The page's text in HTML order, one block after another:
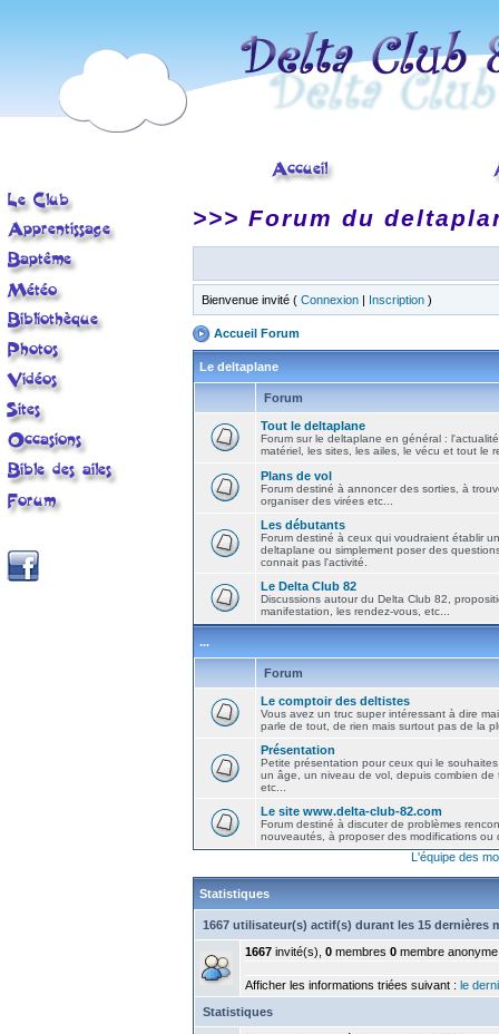
>>> Forum du
Bienvenue invité ( Connexion | Inscription )
Accueil Forum
Le deltaplane
Forum
Tout le deltaplane
Forum sur le deltaplane en général :
matériel, les sites, les ailes, le vécu et tout le
Plans de vol
Forum destiné à annoncer des sorties, à
organiser des virées etc...
Les débutants
Forum destiné à ceux qui voudraient établir
deltaplane ou simplement poser des
connait pas l'activité.
Le Delta Club 82
Discussions autour du Delta Club 82,
manifestation, les rendez-vous, etc...
...
Forum
Le comptoir des deltistes
Vous avez un truc super intéressant à dire
parle de tout, de rien mais surtout pas de la
Présentation
Petite présentation pour ceux qui le
un âge, un niveau de vol, depuis combien de
etc...
Le site www.delta-club-82.com
Forum destiné à discuter de problèmes
nouveautés, à proposer des modifications ou
L'équipe des
Statistiques
1667 utilisateur(s) actif(s) durant les 15 dernières
1667 invité(s), 0 membres 0 membre anonyme
Afficher les informations triées suivant : le
Statistiques